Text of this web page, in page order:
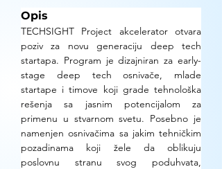
Opis
TECHSIGHT Project akcelerator otvara
poziv za novu generaciju deep tech
startapa. Program je dizajniran za early-
stage deep tech osnivače, mlade
startape i timove koji grade tehnološka
rešenja sa jasnim potencijalom za
primenu u stvarnom svetu. Posebno je
namenjen osnivačima sa jakim tehničkim
pozadinama koji žele da oblikuju
poslovnu stranu svog poduhvata,